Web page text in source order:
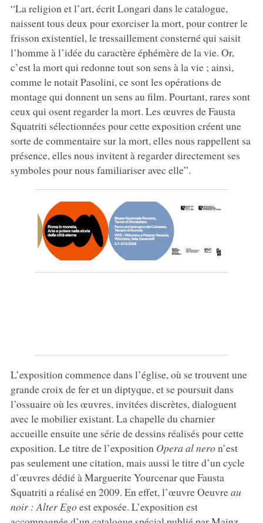
“La religion et l’art, écrit Longari dans le catalogue,
naissent tous deux pour exorciser la mort, pour contrer le
frisson existentiel, le tressaillement consterné qui saisit
l’homme à l’idée du caractère éphémère de la vie. Or,
c’est la mort qui redonne tout son sens à la vie ; ainsi,
comme le notait Pasolini, ce sont les opérations de
montage qui donnent un sens au film. Pourtant, rares sont
ceux qui osent regarder la mort. Les œuvres de Fausta
Squatriti sélectionnées pour cette exposition créent une
sorte de commentaire sur la mort, elles nous rappellent sa
présence, elles nous invitent à regarder directement ses
symboles pour nous familiariser avec elle”.
L’exposition commence dans l’église, où se trouvent une
grande croix de fer et un diptyque, et se poursuit dans
l’ossuaire où les œuvres, invitées discrètes, dialoguent
avec le mobilier existant. La chapelle du charnier
accueille ensuite une série de dessins réalisés pour cette
exposition. Le titre de l’exposition Opera al neron’est
pas seulement une citation, mais aussi le titre d’un cycle
d’œuvres dédié à Marguerite Yourcenar que Fausta
Squatriti a réalisé en 2009. En effet, l’œuvre Oeuvreau
noir : Alter Egoest exposée. L’exposition est